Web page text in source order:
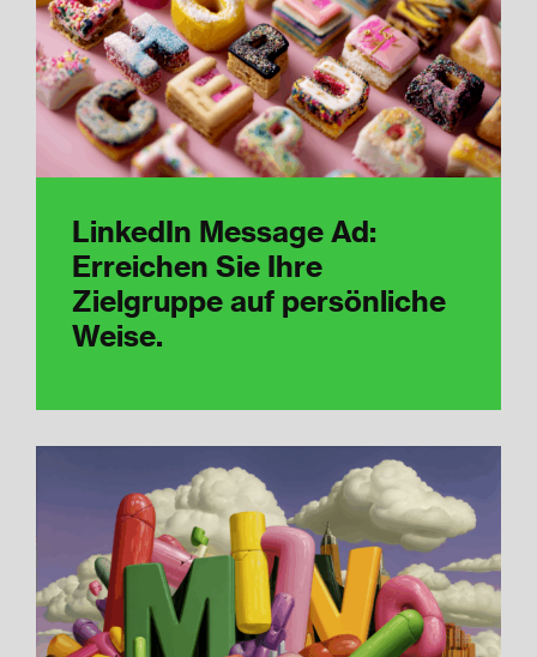
LinkedIn Message Ad:
Erreichen Sie Ihre
Zielgruppe auf persönliche
Weise.